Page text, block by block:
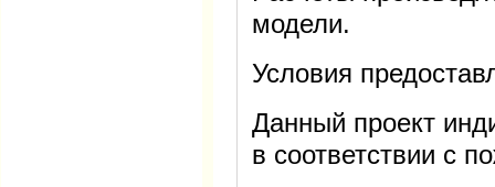
модели.
Условия
Данный проект
в соответствии с